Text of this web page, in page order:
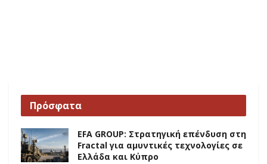
Πρόσφατα
EFA GROUP: Στρατηγική επένδυση στη
Fractal για αμυντικές τεχνολογίες σε
Ελλάδα και Κύπρο